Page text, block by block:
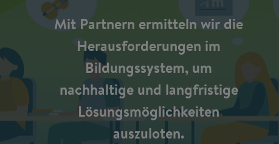
Mit Partnern ermitteln wir die
Herausforderungen im
Bildungssystem, um
nachhaltige und langfristige
Lösungsmöglichkeiten
auszuloten.